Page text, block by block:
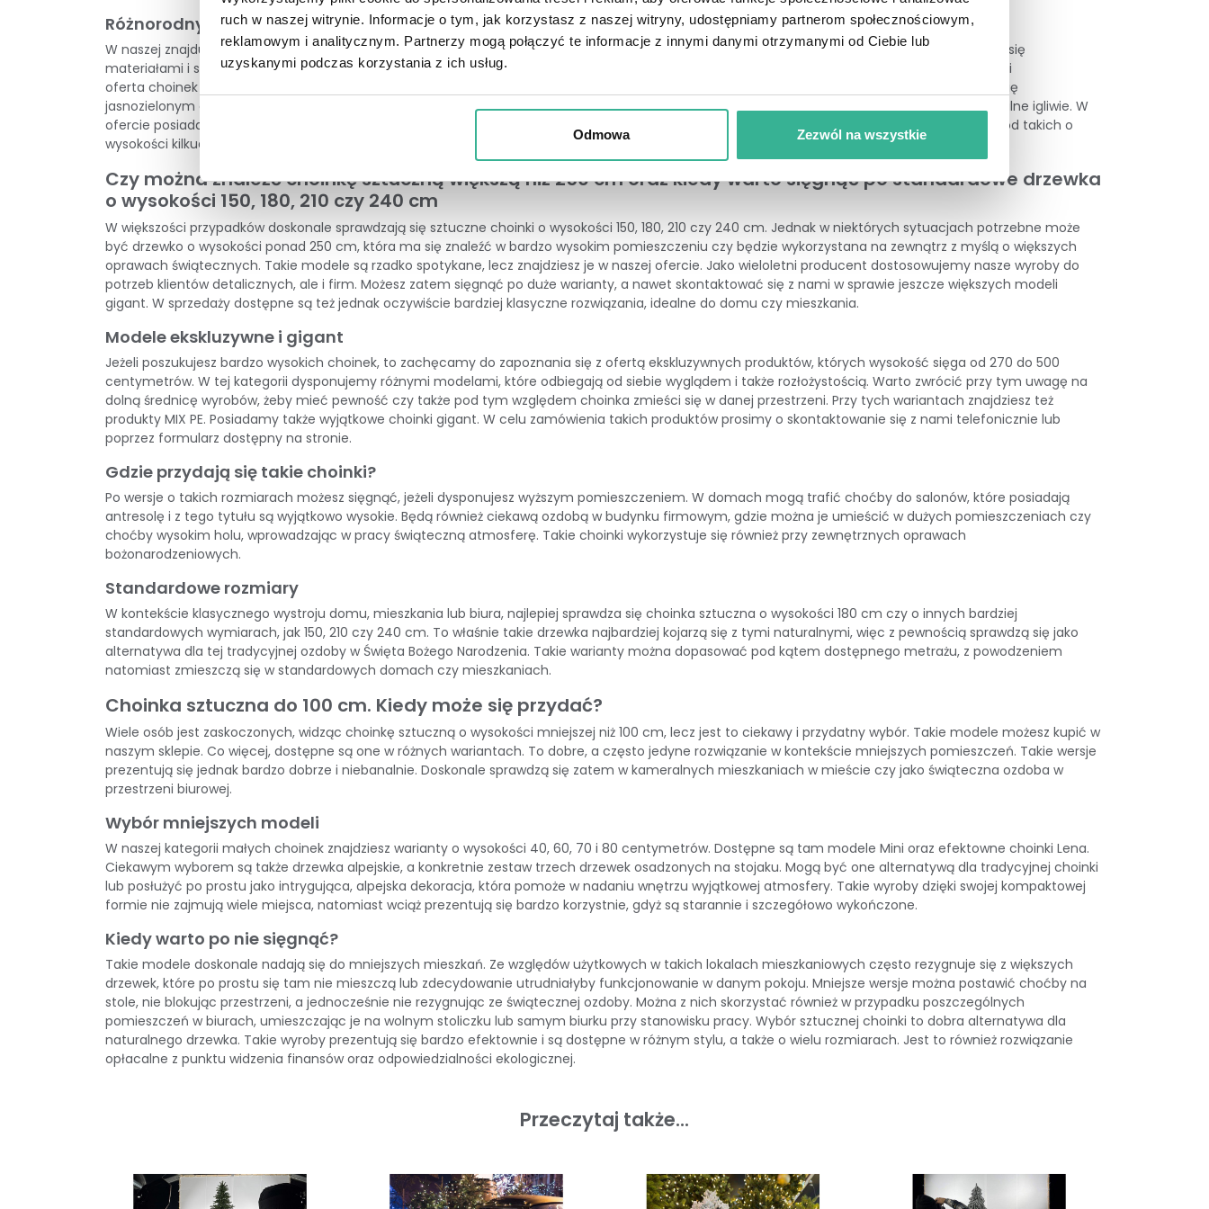
ruch w naszej witrynie. Informacje o tym, jak korzystasz z naszej witryny, udostępniamy partnerom społecznościowym,
reklamowym i analitycznym. Partnerzy mogą połączyć te informacje z innymi danymi otrzymanymi od Ciebie lub
uzyskanymi podczas korzystania z ich usług.
Odmowa Zezwól na wszystkie
Różnorodny wybór
W naszej znajduje się kilkadziesiąt modeli choinek, a każda z nich dodatkowo jest dostępna w różnych rozmiarach. Poszczególne warianty różnią się
materiałami i szczegółami dotyczącymi wykonania. Produkty exclusive
odznaczają się dużą liczbą gałęzi, przez co prezentują się najlepiej. Z kolei
oferta choinek PE MIX
to produkty z polietylenu, który można poddać recyklingowi. Materiał wykorzystany w nich do końcówek gałęzi odznacza się
jasnozielonym odcieniem, co doskonale imituje młode pędy gałązek. Są to zatem choinki przyjazne środowisku i świetnie odwzorowujące naturalne igliwie. W
ofercie posiadamy
. Przede wszystkim wyroby dostępne są w różnych rozmiarach, od takich o
wysokości kilkudziesięciu centymetrów, do kilkumetrowych.
Czy można znaleźć choinkę sztuczną większą niż 250 cm oraz kiedy warto sięgnąć po standardowe drzewka
o wysokości 150, 180, 210 czy 240 cm
W większości przypadków doskonale sprawdzają się sztuczne choinki o wysokości 150, 180, 210 czy 240 cm. Jednak w niektórych sytuacjach potrzebne może
być drzewko o wysokości ponad 250 cm, która ma się znaleźć w bardzo wysokim pomieszczeniu czy będzie wykorzystana na zewnątrz z myślą o większych
oprawach świątecznych. Takie modele są rzadko spotykane, lecz znajdziesz je w naszej ofercie. Jako wieloletni producent dostosowujemy nasze wyroby do
potrzeb klientów detalicznych, ale i firm. Możesz zatem sięgnąć po duże warianty, a nawet skontaktować się z nami w sprawie jeszcze większych modeli
gigant. W sprzedaży dostępne są też jednak oczywiście bardziej klasyczne rozwiązania, idealne do domu czy mieszkania.
Modele ekskluzywne i gigant
Jeżeli poszukujesz bardzo wysokich choinek, to zachęcamy do zapoznania się z ofertą ekskluzywnych produktów, których wysokość sięga od 270 do 500
centymetrów. W tej kategorii dysponujemy różnymi modelami, które odbiegają od siebie wyglądem i także rozłożystością. Warto zwrócić przy tym uwagę na
dolną średnicę wyrobów, żeby mieć pewność czy także pod tym względem choinka zmieści się w danej przestrzeni. Przy tych wariantach znajdziesz też
produkty MIX PE. Posiadamy także wyjątkowe choinki gigant. W celu zamówienia takich produktów prosimy o skontaktowanie się z nami telefonicznie lub
poprzez formularz dostępny na stronie.
Gdzie przydają się takie choinki?
Po wersje o takich rozmiarach możesz sięgnąć, jeżeli dysponujesz wyższym pomieszczeniem. W domach mogą trafić choćby do salonów, które posiadają
antresolę i z tego tytułu są wyjątkowo wysokie. Będą również ciekawą ozdobą w budynku firmowym, gdzie można je umieścić w dużych pomieszczeniach czy
choćby wysokim holu, wprowadzając w pracy świąteczną atmosferę. Takie choinki wykorzystuje się również przy zewnętrznych oprawach
bożonarodzeniowych.
Standardowe rozmiary
W kontekście klasycznego wystroju domu, mieszkania lub biura, najlepiej sprawdza się choinka sztuczna o wysokości 180 cm czy o innych bardziej
standardowych wymiarach, jak 150, 210 czy 240 cm. To właśnie takie drzewka najbardziej kojarzą się z tymi naturalnymi, więc z pewnością sprawdzą się jako
alternatywa dla tej tradycyjnej ozdoby w Święta Bożego Narodzenia. Takie warianty można dopasować pod kątem dostępnego metrażu, z powodzeniem
natomiast zmieszczą się w standardowych domach czy mieszkaniach.
Choinka sztuczna do 100 cm. Kiedy może się przydać?
Wiele osób jest zaskoczonych, widząc choinkę sztuczną o wysokości mniejszej niż 100 cm, lecz jest to ciekawy i przydatny wybór. Takie modele możesz kupić w
naszym sklepie. Co więcej, dostępne są one w różnych wariantach. To dobre, a często jedyne rozwiązanie w kontekście mniejszych pomieszczeń. Takie wersje
prezentują się jednak bardzo dobrze i niebanalnie. Doskonale sprawdzą się zatem w kameralnych mieszkaniach w mieście czy jako świąteczna ozdoba w
przestrzeni biurowej.
Wybór mniejszych modeli
W naszej kategorii małych choinek znajdziesz warianty o wysokości 40, 60, 70 i 80 centymetrów. Dostępne są tam modele Mini oraz efektowne choinki Lena.
Ciekawym wyborem są także drzewka alpejskie, a konkretnie zestaw trzech drzewek osadzonych na stojaku. Mogą być one alternatywą dla tradycyjnej choinki
lub posłużyć po prostu jako intrygująca, alpejska dekoracja, która pomoże w nadaniu wnętrzu wyjątkowej atmosfery. Takie wyroby dzięki swojej kompaktowej
formie nie zajmują wiele miejsca, natomiast wciąż prezentują się bardzo korzystnie, gdyż są starannie i szczegółowo wykończone.
Kiedy warto po nie sięgnąć?
Takie modele doskonale nadają się do mniejszych mieszkań. Ze względów użytkowych w takich lokalach mieszkaniowych często rezygnuje się z większych
drzewek, które po prostu się tam nie mieszczą lub zdecydowanie utrudniałyby funkcjonowanie w danym pokoju. Mniejsze wersje można postawić choćby na
stole, nie blokując przestrzeni, a jednocześnie nie rezygnując ze świątecznej ozdoby. Można z nich skorzystać również w przypadku poszczególnych
pomieszczeń w biurach, umieszczając je na wolnym stoliczku lub samym biurku przy stanowisku pracy. Wybór sztucznej choinki to dobra alternatywa dla
naturalnego drzewka. Takie wyroby prezentują się bardzo efektownie i są dostępne w różnym stylu, a także o wielu rozmiarach. Jest to również rozwiązanie
opłacalne z punktu widzenia finansów oraz odpowiedzialności ekologicznej.
Przeczytaj także...